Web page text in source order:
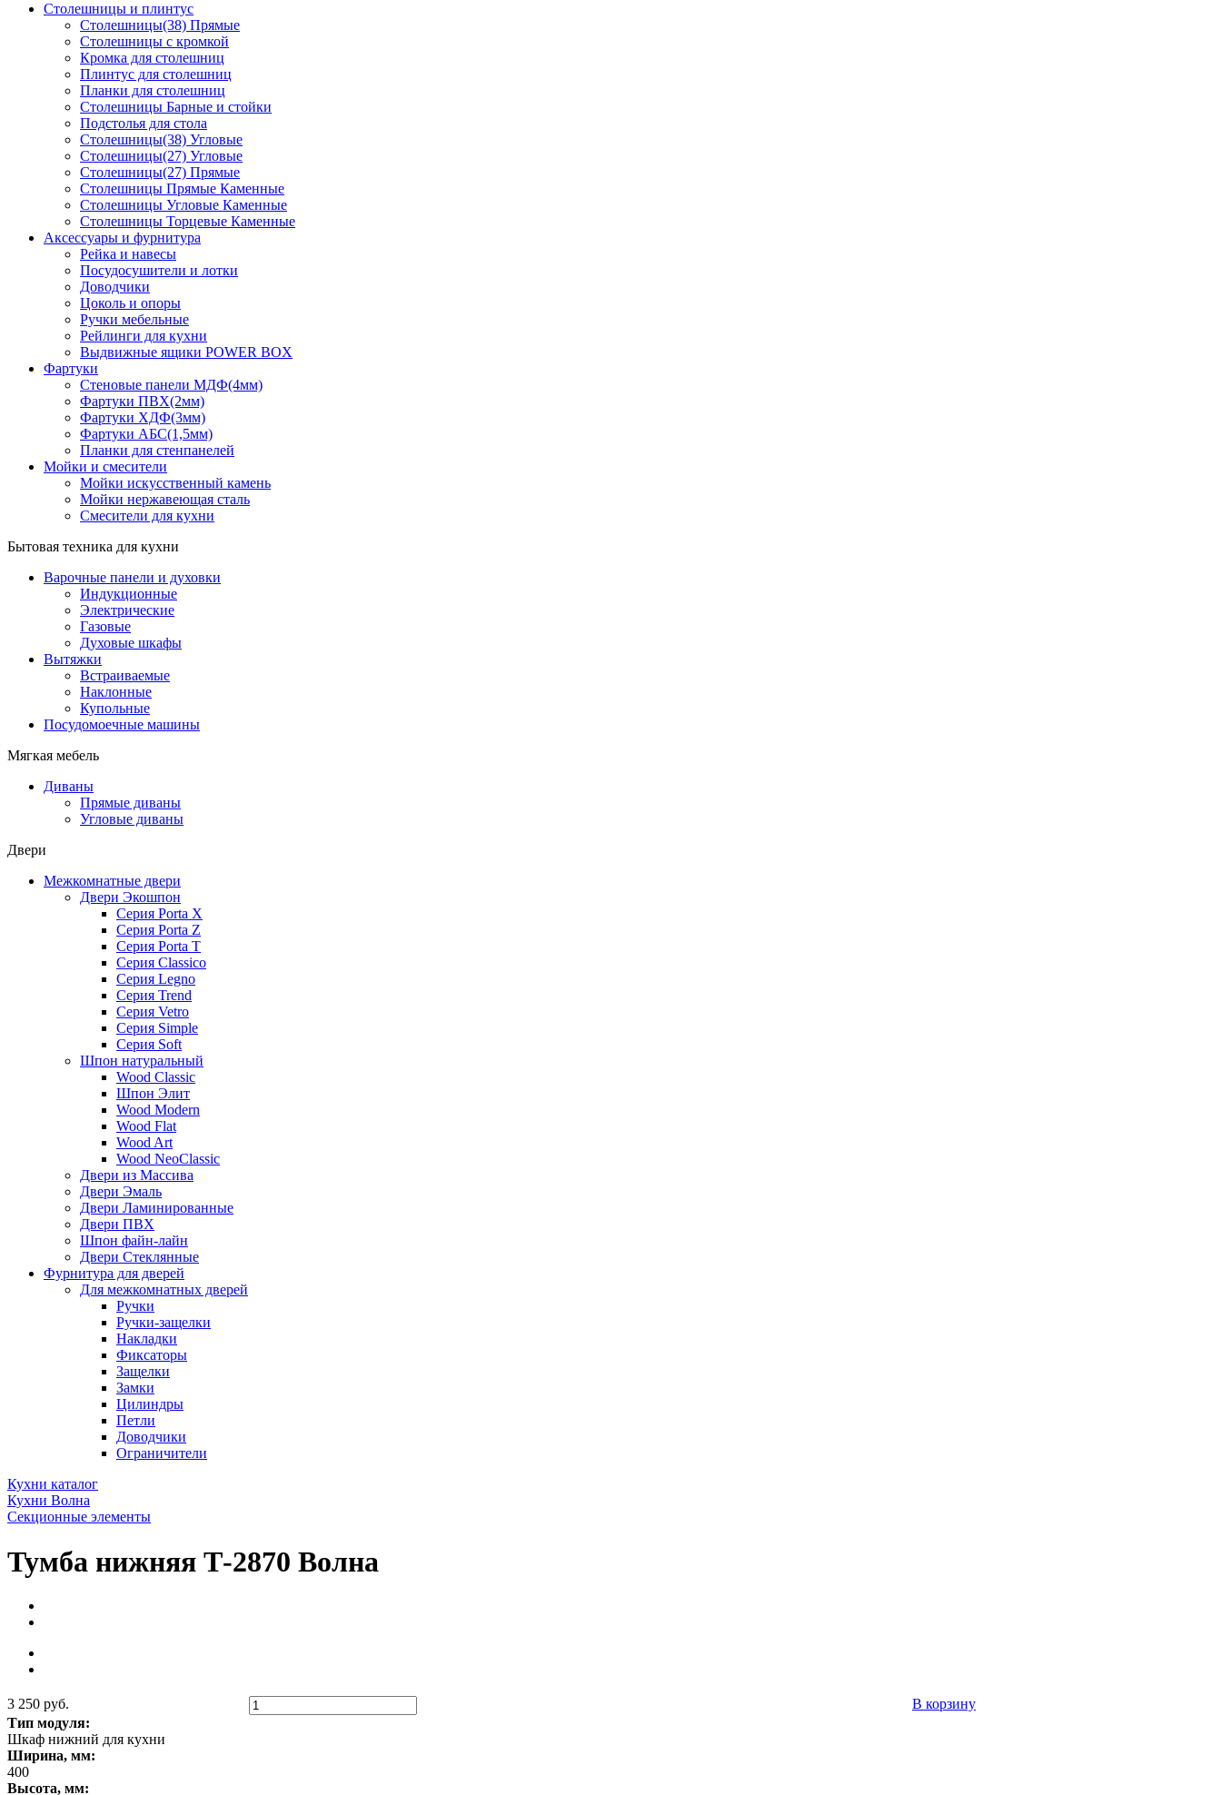
Столешницы и плинтус
Столешницы(38) Прямые
Столешницы с кромкой
Кромка для столешниц
Плинтус для столешниц
Планки для столешниц
Столешницы Барные и стойки
Подстолья для стола
Столешницы(38) Угловые
Столешницы(27) Угловые
Столешницы(27) Прямые
Столешницы Прямые Каменные
Столешницы Угловые Каменные
Столешницы Торцевые Каменные
Аксессуары и фурнитура
Рейка и навесы
Посудосушители и лотки
Доводчики
Цоколь и опоры
Ручки мебельные
Рейлинги для кухни
Выдвижные ящики POWER BOX
Фартуки
Стеновые панели МДФ(4мм)
Фартуки ПВХ(2мм)
Фартуки ХДФ(3мм)
Фартуки АБС(1,5мм)
Планки для стенпанелей
Мойки и смесители
Мойки искусственный камень
Мойки нержавеющая сталь
Смесители для кухни
Бытовая техника для кухни
Варочные панели и духовки
Индукционные
Электрические
Газовые
Духовые шкафы
Вытяжки
Встраиваемые
Наклонные
Купольные
Посудомоечные машины
Мягкая мебель
Диваны
Прямые диваны
Угловые диваны
Двери
Межкомнатные двери
Двери Экошпон
Серия Porta X
Серия Porta Z
Серия Porta T
Серия Classico
Серия Legno
Серия Trend
Серия Vetro
Серия Simple
Серия Soft
Шпон натуральный
Wood Classic
Шпон Элит
Wood Modern
Wood Flat
Wood Art
Wood NeoClassic
Двери из Массива
Двери Эмаль
Двери Ламинированные
Двери ПВХ
Шпон файн-лайн
Двери Стеклянные
Фурнитура для дверей
Для межкомнатных дверей
Ручки
Ручки-защелки
Накладки
Фиксаторы
Защелки
Замки
Цилиндры
Петли
Доводчики
Ограничители
Кухни каталог
Кухни Волна
Секционные элементы
Тумба нижняя Т-2870 Волна
3 250 руб.
В корзину
Тип модуля:
Шкаф нижний для кухни
Ширина, мм:
400
Высота, мм: